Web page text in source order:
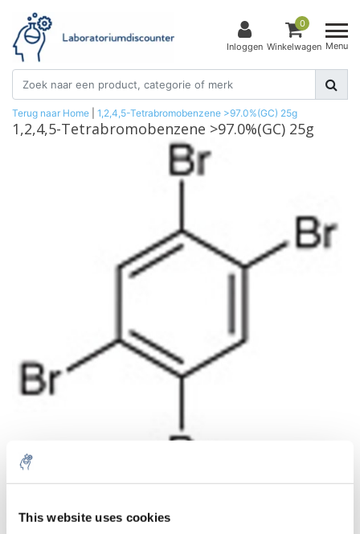
This website uses cookies
Inloggen
0
Winkelwagen Menu
Terug naar Home 1,2,4,5-Tetrabromobenzene >97.0%(GC) 25g
1,2,4,5-Tetrabromobenzene >97.0%(GC) 25g